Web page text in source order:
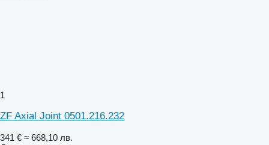
1
ZF Axial Joint 0501.216.232
341 € ≈ 668,10 лв.